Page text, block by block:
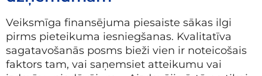
Veiksmīga finansējuma piesaiste sākas ilgi
pirms pieteikuma iesniegšanas. Kvalitatīva
sagatavošanās posms bieži vien ir noteicošais
faktors tam, vai saņemsiet atteikumu vai